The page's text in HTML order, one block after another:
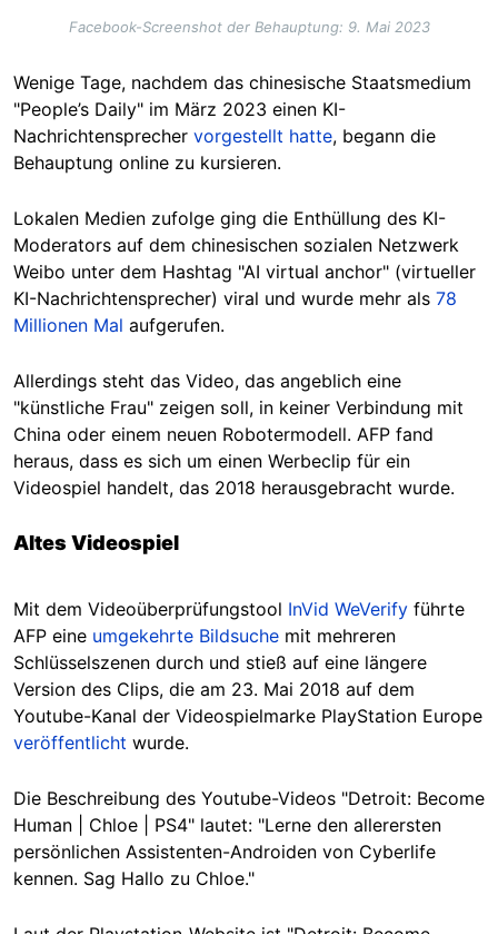
Facebook-Screenshot der Behauptung: 9. Mai 2023
Wenige Tage, nachdem das chinesische Staatsmedium
"People’s Daily" im März 2023 einen KI-
Nachrichtensprecher vorgestellt hatte, begann die
Behauptung online zu kursieren.
Lokalen Medien zufolge ging die Enthüllung des KI-
Moderators auf dem chinesischen sozialen Netzwerk
Weibo unter dem Hashtag "AI virtual anchor" (virtueller
KI-Nachrichtensprecher) viral und wurde mehr als 78
Millionen Mal aufgerufen.
Allerdings steht das Video, das angeblich eine
"künstliche Frau" zeigen soll, in keiner Verbindung mit
China oder einem neuen Robotermodell. AFP fand
heraus, dass es sich um einen Werbeclip für ein
Videospiel handelt, das 2018 herausgebracht wurde.
Altes Videospiel
Mit dem Videoüberprüfungstool InVid WeVerify führte
AFP eine umgekehrte Bildsuche mit mehreren
Schlüsselszenen durch und stieß auf eine längere
Version des Clips, die am 23. Mai 2018 auf dem
Youtube-Kanal der Videospielmarke PlayStation Europe
veröffentlicht wurde.
Die Beschreibung des Youtube-Videos "Detroit: Become
Human | Chloe | PS4" lautet: "Lerne den allerersten
persönlichen Assistenten-Androiden von Cyberlife
kennen. Sag Hallo zu Chloe."